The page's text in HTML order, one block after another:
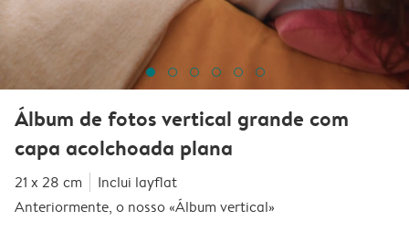
Álbum de fotos vertical grande com
capa acolchoada plana
21 x 28 cm
Inclui layflat
Anteriormente, o nosso «Álbum vertical»